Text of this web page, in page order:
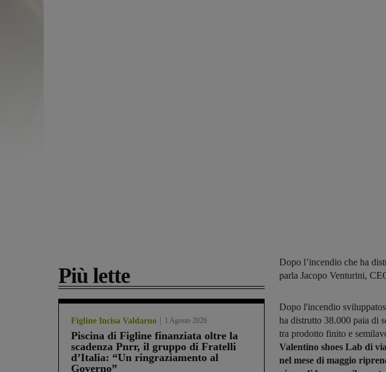
Più lette
Figline Incisa Valdarno 1 Agosto 2026
Piscina di Figline finanziata oltre la
scadenza Pnrr, il gruppo di Fratelli
d’Italia: “Un ringraziamento al
Governo”
Dopo l’incendio che ha
parla Jacopo Venturini,
Dopo l'incendio
ha distrutto 38.000 paia di
tra prodotto finito e
Valentino shoes Lab di
nel mese di maggio